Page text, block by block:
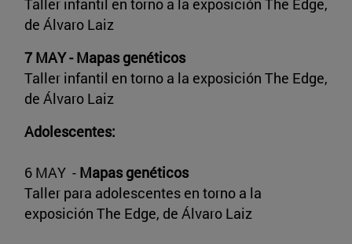
Taller infantil en torno a la exposición The Edge,
de Álvaro Laiz
7 MAY - Mapas genéticos
Taller infantil en torno a la exposición The Edge,
de Álvaro Laiz
Adolescentes:
6 MAY - Mapas genéticos
Taller para adolescentes en torno a la
exposición The Edge, de Álvaro Laiz